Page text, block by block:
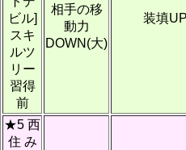
ビル]
スキ
ルツ
リー
習得
前
相手の移
動力
DOWN(大)
装填
★5 西
住 み